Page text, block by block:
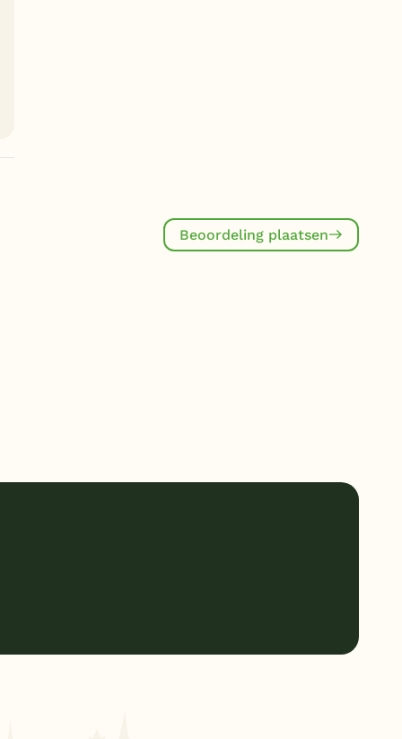
Beoordeling plaatsen